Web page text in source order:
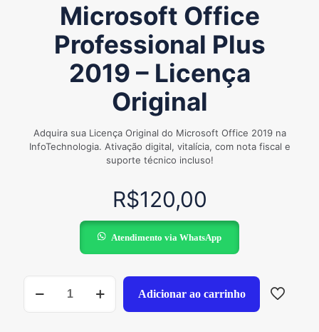
Microsoft Office
Professional Plus
2019 – Licença
Original
Adquira sua Licença Original do Microsoft Office 2019 na
InfoTechnologia. Ativação digital, vitalícia, com nota fiscal e
suporte técnico incluso!
R$120,00
Atendimento via WhatsApp
Office
Adicionar ao carrinho